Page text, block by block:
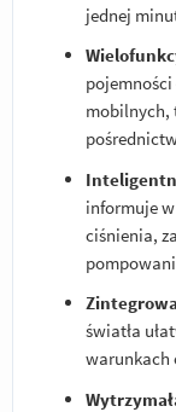
jednej
pojemności
mobilnych,
informuje
ciśnienia,
światła
warunkach